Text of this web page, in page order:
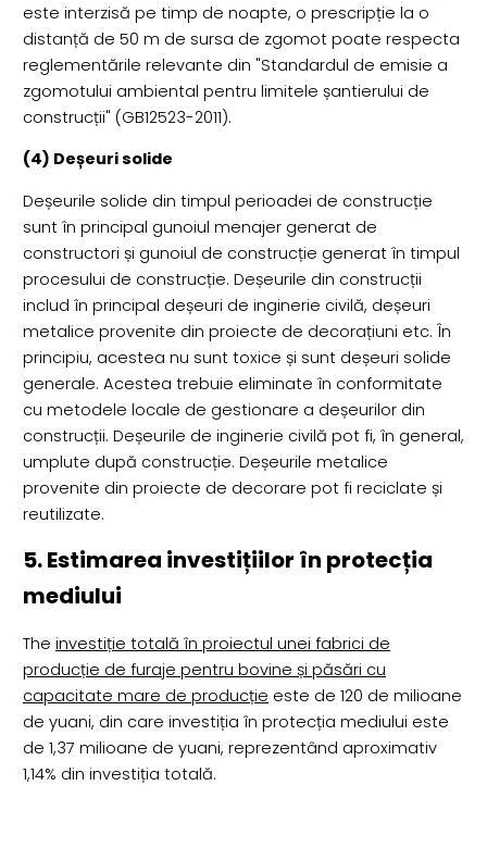
este interzisă pe timp de noapte, o prescripție la o
distanță de 50 m de sursa de zgomot poate respecta
reglementările relevante din "Standardul de emisie a
zgomotului ambiental pentru limitele șantierului de
construcții" (GB12523-2011).
(4) Deșeuri solide
Deșeurile solide din timpul perioadei de construcție
sunt în principal gunoiul menajer generat de
constructori și gunoiul de construcție generat în timpul
procesului de construcție. Deșeurile din construcții
includ în principal deșeuri de inginerie civilă, deșeuri
metalice provenite din proiecte de decorațiuni etc. În
principiu, acestea nu sunt toxice și sunt deșeuri solide
generale. Acestea trebuie eliminate în conformitate
cu metodele locale de gestionare a deșeurilor din
construcții. Deșeurile de inginerie civilă pot fi, în general,
umplute după construcție. Deșeurile metalice
provenite din proiecte de decorare pot fi reciclate și
reutilizate.
5. Estimarea investițiilor în protecția
mediului
The investiție totală în proiectul unei fabrici de
producție de furaje pentru bovine și păsări cu
capacitate mare de producție este de 120 de milioane
de yuani, din care investiția în protecția mediului este
de 1,37 milioane de yuani, reprezentând aproximativ
1,14% din investiția totală.